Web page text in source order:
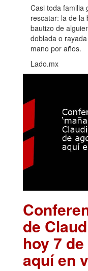
Casi toda familia
rescatar: la de la
bautizo de
doblada o
mano por años.
Lado.mx
de
hoy 7
aquí en